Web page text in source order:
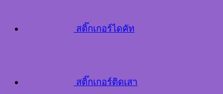
สติ๊กเกอร์ไดคัท
สติ๊กเกอร์ติดเสา